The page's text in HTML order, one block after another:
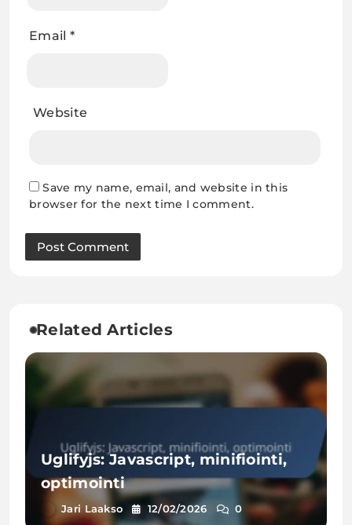
Email *
Website
Save my name, email, and website in this
browser for the next time I comment.
Related Articles
Uglifyjs: Javascript, minifiointi,
optimointi
Jari Laakso 12/02/2026 0